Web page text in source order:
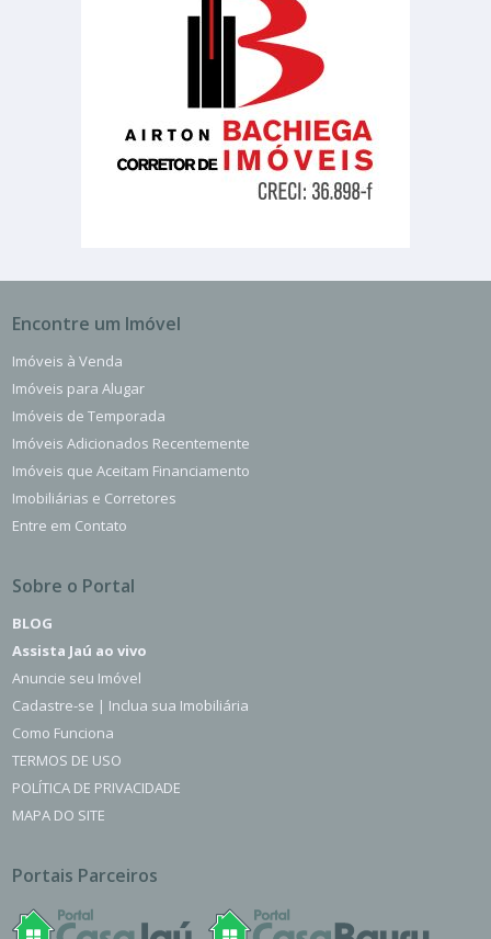
Encontre um Imóvel
Imóveis à Venda
Imóveis para Alugar
Imóveis de Temporada
Imóveis Adicionados Recentemente
Imóveis que Aceitam Financiamento
Imobiliárias e Corretores
Entre em Contato
Sobre o Portal
BLOG
Assista Jaú ao vivo
Anuncie seu Imóvel
Cadastre-se | Inclua sua Imobiliária
Como Funciona
TERMOS DE USO
POLÍTICA DE PRIVACIDADE
MAPA DO SITE
Portais Parceiros